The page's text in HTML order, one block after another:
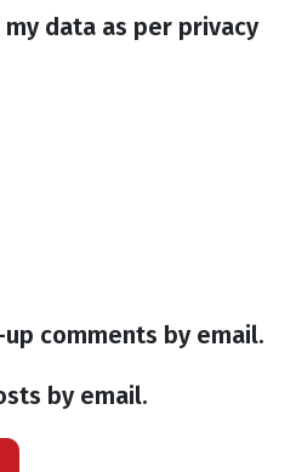
data as per privacy
comments by email.
by email.